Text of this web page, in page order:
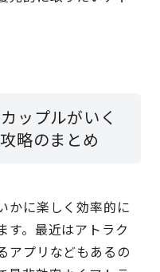
ップルがいく
略のまとめ
かに楽しく効率的に
す。最近はアトラク
アプリなどもあるの